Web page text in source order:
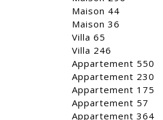
Maison 44
Maison 36
Villa 65
Villa 246
Appartement 550
Appartement 230
Appartement 175
Appartement 57
Appartement 364